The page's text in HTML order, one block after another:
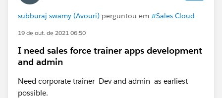
subburaj swamy (Avouri) perguntou em #Sales Cloud
19 de out. de 2021 06:50
I need sales force trainer apps development
and admin
Need corporate trainer Dev and admin as earliest
possible.